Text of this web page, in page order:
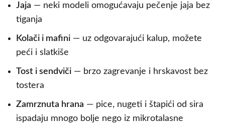
Jaja — neki modeli omogućavaju pečenje jaja bez
tiganja
Kolači i mafini — uz odgovarajući kalup, možete
peći i slatkiše
Tost i sendviči — brzo zagrevanje i hrskavost bez
tostera
Zamrznuta hrana — pice, nugeti i štapići od sira
ispadaju mnogo bolje nego iz mikrotalasne